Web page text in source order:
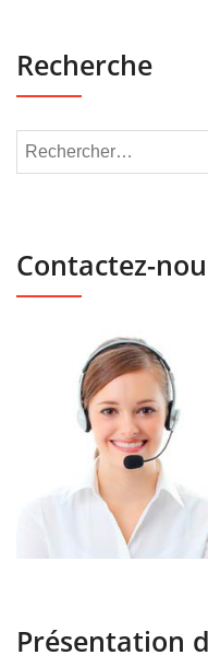
Recherche
Contactez-
Présentation